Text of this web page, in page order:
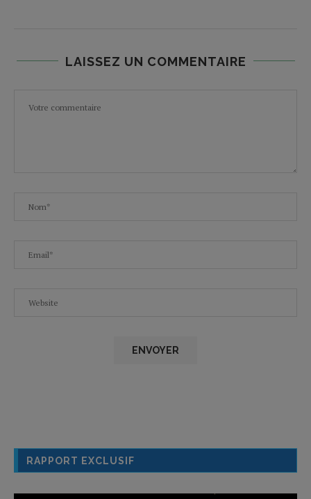
LAISSEZ UN COMMENTAIRE
RAPPORT EXCLUSIF